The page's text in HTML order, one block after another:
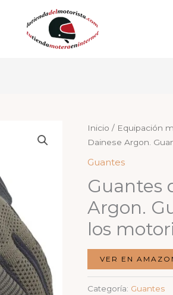
Inicio / Equipación
Dainese Argon.
Guantes
Guantes
Argon.
los
VER EN
Categoría: Guantes